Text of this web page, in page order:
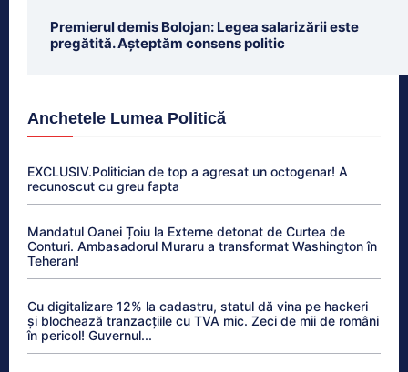
Premierul demis Bolojan: Legea salarizării este
pregătită. Așteptăm consens politic
Anchetele Lumea Politică
EXCLUSIV.Politician de top a agresat un octogenar! A
recunoscut cu greu fapta
Mandatul Oanei Țoiu la Externe detonat de Curtea de
Conturi. Ambasadorul Muraru a transformat Washington în
Teheran!
Cu digitalizare 12% la cadastru, statul dă vina pe hackeri
și blochează tranzacțiile cu TVA mic. Zeci de mii de români
în pericol! Guvernul...